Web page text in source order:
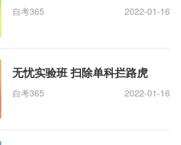
自考365 2022-01-16
无忧实验班 扫除单科拦路虎
自考365 2022-01-16